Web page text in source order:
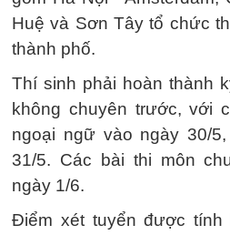
Huệ và Sơn Tây tổ chức
thành phố.
Thí sinh phải hoàn thành
không chuyên trước, với
ngoại ngữ vào ngày 30/
31/5. Các bài thi môn
ngày 1/6.
Điểm xét tuyển được tính